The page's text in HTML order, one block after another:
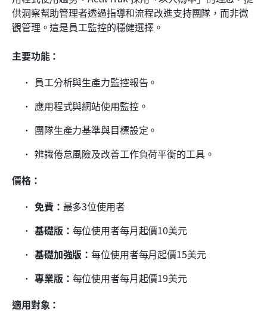
供洞察幫助管理者透過指導和流程改進支持團隊，而非微
觀管理。這是員工監控的穩健選擇。
主要功能：
員工分析與生產力監控報告。
應用程式與網站使用監控。
團隊生產力基準與目標設定。
辨識倦怠風險及改善工作負荷平衡的工具。
價格：
免費： 最多3位使用者
基礎版： 每位使用者每月起價10美元
基礎加強版：每位使用者每月起價15美元
專業版： 每位使用者每月起價19美元
適用對象：